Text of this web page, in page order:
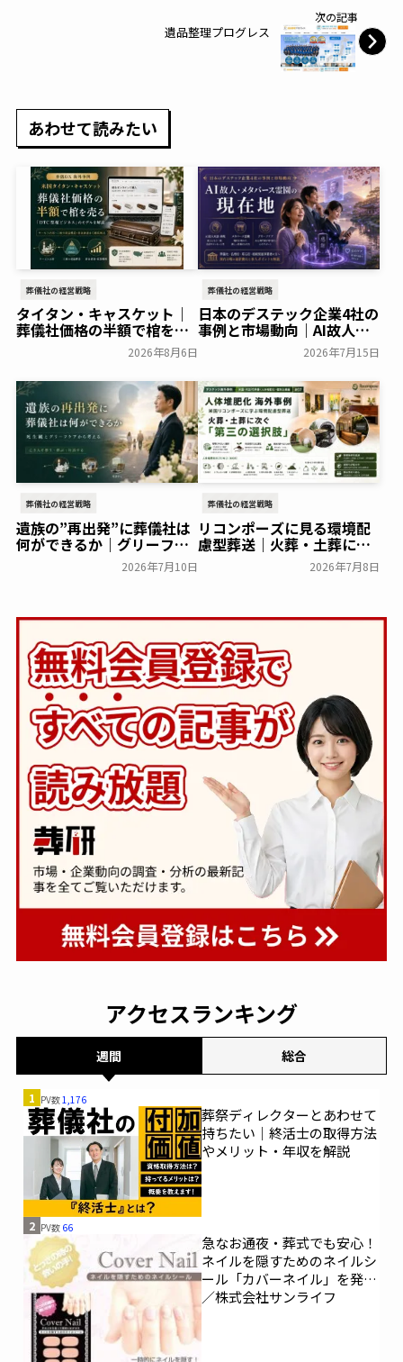
次の記事
遺品整理プログレス
あわせて読みたい
葬儀社の経営戦略
タイタン・キャスケット｜
葬儀社価格の半額で棺を売
る「DTC型棺ビジネス」の
2026年8月6日
葬儀社の経営戦略
日本のデステック企業4社の
事例と市場動向｜AI故人・
メタバース霊園の現在地
2026年7月15日
葬儀社の経営戦略
遺族の”再出発”に葬儀社は
何ができるか｜グリーフケ
アから読み解く故人との向
2026年7月10日
葬儀社の経営戦略
リコンポーズに見る環境配
慮型葬送｜火葬・土葬に次
ぐ第三の選択肢「人体堆肥
2026年7月8日
アクセスランキング
週間 総合
1 PV数1,176
葬祭ディレクターとあわせて
持ちたい｜終活士の取得方法
やメリット・年収を解説
2 PV数 66
急なお通夜・葬式でも安心！
ネイルを隠すためのネイルシ
ール「カバーネイル」を発売
／株式会社サンライフ